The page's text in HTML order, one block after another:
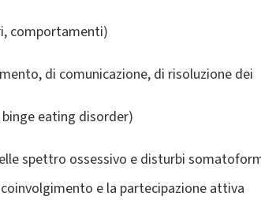
comportamenti)
di comunicazione, di risoluzione dei
eating disorder)
spettro ossessivo e disturbi
e la partecipazione attiva